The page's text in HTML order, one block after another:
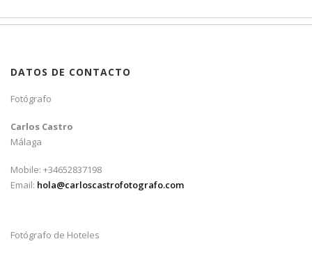
DATOS DE CONTACTO
Fotógrafo
Carlos Castro
Málaga
Mobile: +34652837198
Email: hola@carloscastrofotografo.com
Fotógrafo de Hoteles